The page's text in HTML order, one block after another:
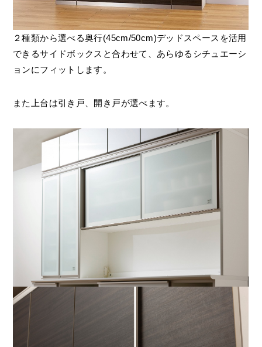
２種類から選べる奥行(45cm/50cm)デッドスペースを活用
できるサイドボックスと合わせて、あらゆるシチュエーシ
ョンにフィットします。
また上台は引き戸、開き戸が選べます。